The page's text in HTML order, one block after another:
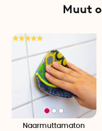
Muut
Naarmuttamaton